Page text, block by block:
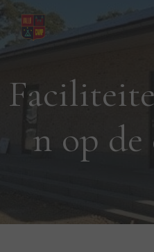
Hop
til
indhold
n op